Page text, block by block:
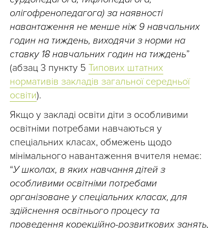
олігофренопедагога) за наявності
навантаження не менше ніж 9 навчальних
годин на тиждень, виходячи з норми на
ставку 18 навчальних годин на тиждень”
(абзац 3 пункту 5 Типових штатних
нормативів закладів загальної середньої
освіти).
Якщо у закладі освіти діти з особливими
освітніми потребами навчаються у
спеціальних класах, обмежень щодо
мінімального навантаження вчителя немає:
“У школах, в яких навчання дітей з
особливими освітніми потребами
організоване у спеціальних класах, для
здійснення освітнього процесу та
проведення корекційно-розвиткових занять,